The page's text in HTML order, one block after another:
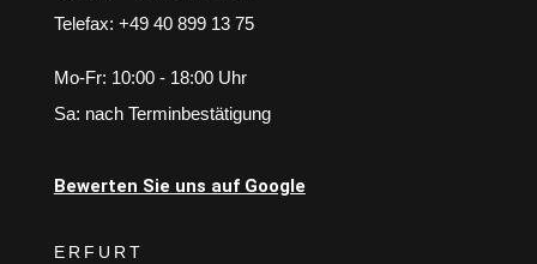
Telefax: +49 40 899 13 75
Mo-Fr: 10:00 - 18:00 Uhr
Sa: nach Terminbestätigung
Bewerten Sie uns auf Google
ERFURT